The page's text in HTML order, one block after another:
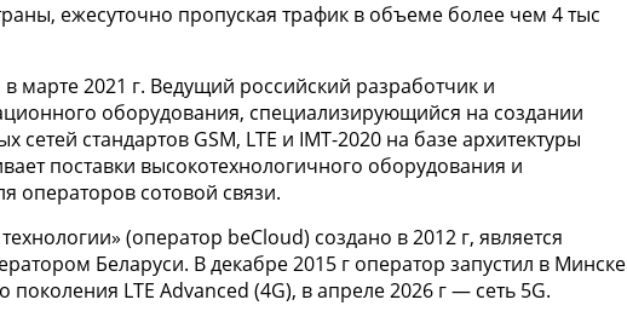
ежесуточно пропуская трафик в объеме более чем 4 тыс
марте 2021 г. Ведущий российский разработчик и
оборудования, специализирующийся на создании
стандартов GSM, LTE и IMT-2020 на базе архитектуры
поставки высокотехнологичного оборудования и
операторов сотовой связи.
(оператор beCloud) создано в 2012 г, является
Беларуси. В декабре 2015 г оператор запустил в Минске
поколения LTE Advanced (4G), в апреле 2026 г — сеть 5G.